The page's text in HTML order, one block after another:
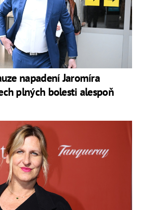
napadení Jaromíra
plných bolesti alespoň